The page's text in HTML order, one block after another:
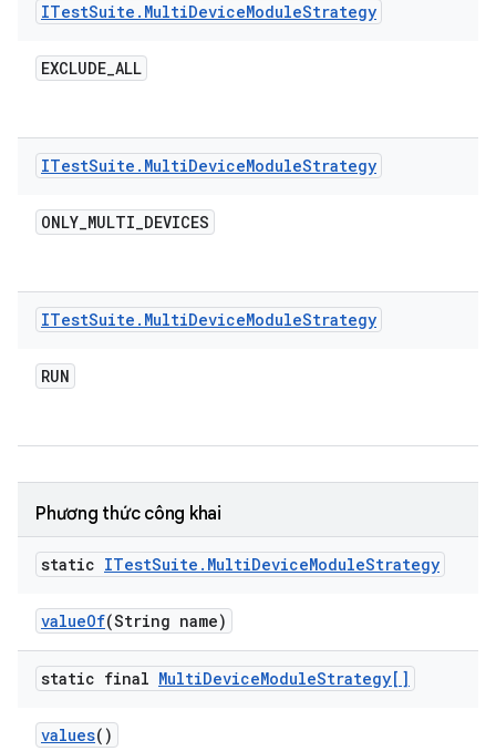
ITestSuite . MultiDeviceModuleStrategy
EXCLUDE_ALL
ITestSuite . MultiDeviceModuleStrategy
ONLY_MULTI_DEVICES
ITestSuite . MultiDeviceModuleStrategy
RUN
Phương thức công khai
static ITestSuite . MultiDeviceModuleStrategy
valueOf(String name)
static final MultiDeviceModuleStrategy[]
values()